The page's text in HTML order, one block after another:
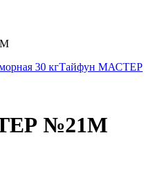
30 кгТайфун МАСТЕР
№21М